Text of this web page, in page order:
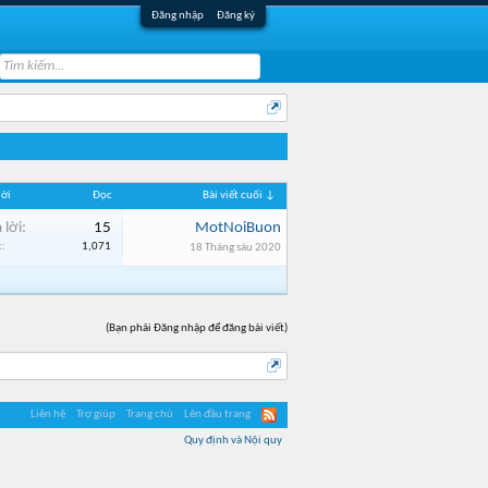
Đăng nhập Đăng ký
Đọc Bài viết cuối ↓
lời: 15
1,071
MotNoiBuon
18 Tháng sáu 2020
(Bạn phải Đăng nhập để đăng bài viết)
Liên hệ Trợ giúp Trang chủ Lên đầu trang
Quy định và Nội quy